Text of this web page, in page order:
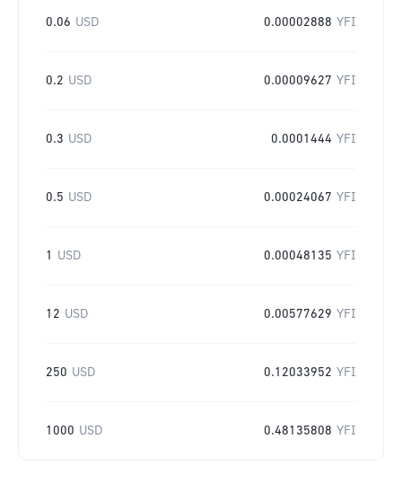
0.06 USD 0.00002888 YFI
0.2 USD 0.00009627 YFI
0.3 USD 0.0001444 YFI
0.5 USD 0.00024067 YFI
1 USD 0.00048135 YFI
12 USD 0.00577629 YFI
250 USD 0.12033952 YFI
1000 USD 0.48135808 YFI